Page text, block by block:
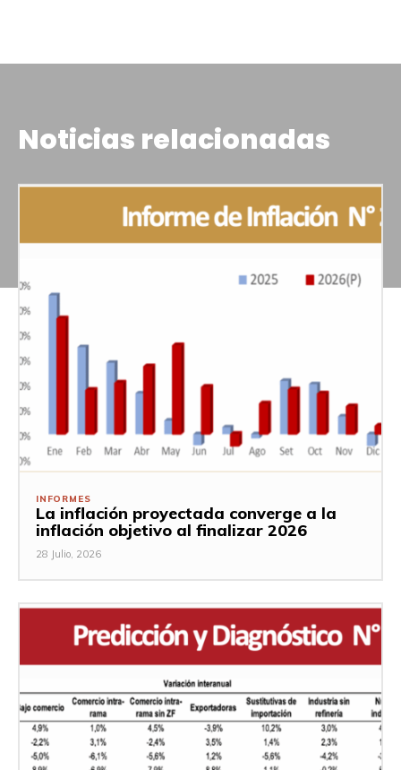
Noticias relacionadas
INFORMES
La inflación proyectada converge a la
inflación objetivo al finalizar 2026
28 Julio, 2026